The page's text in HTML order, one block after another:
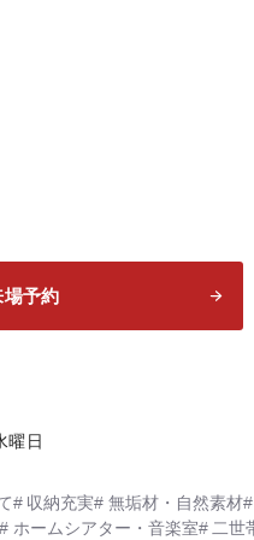
場予約
曜日
収納充実 無垢材・自然素材
ホームシアター・音楽室
二世